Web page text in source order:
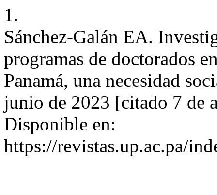
1.
Sánchez-Galán EA.
programas de doctorados
Panamá, una necesidad
junio de 2023 [citado 7 de
Disponible en:
https://revistas.up.ac.pa/